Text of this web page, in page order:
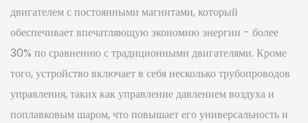
двигателем с постоянными магнитами, который
обеспечивает впечатляющую экономию энергии - более
30% по сравнению с традиционными двигателями. Кроме
того, устройство включает в себя несколько трубопроводов
управления, таких как управление давлением воздуха и
поплавковым шаром, что повышает его универсальность и